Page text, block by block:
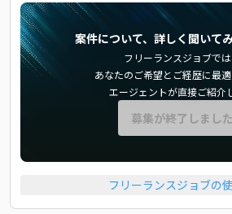
案件について、詳しく聞いて
フリーランスジョブでは
あなたのご希望とご経歴に最
エージェントが直接ご紹介
募集が終了しました
フリーランスジョブの